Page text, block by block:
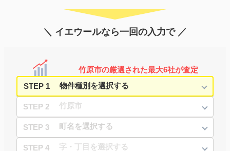
＼ イエウールなら一回の入力で ／
竹原市の厳選された最大6社が査定
STEP 1
STEP 2
STEP 3
STEP 4